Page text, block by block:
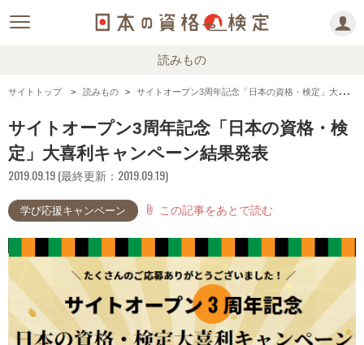
読みもの
サイトトップ 読みもの サイトオープン3周年記念「日本の資格・検定」大喜利キャンペーン結果発表
サイトオープン3周年記念「日本の資格・検
定」大喜利キャンペーン結果発表
2019.09.19 (最終更新：2019.09.19)
学び応援キャンペーン attach_file この記事をあとで読む